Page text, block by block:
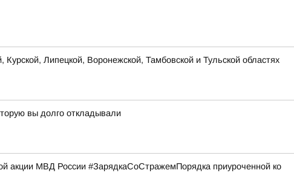
Липецкой, Воронежской, Тамбовской и Тульской областях
вы долго откладывали
акции МВД России #ЗарядкаСоСтражемПорядка приуроченной ко